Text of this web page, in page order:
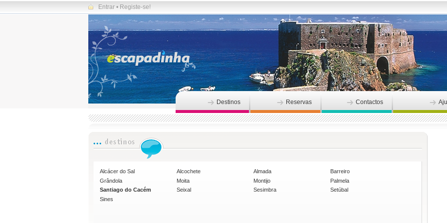
Entrar • Registe-se!
Destinos Reservas Contactos
Alcácer do Sal Alcochete Almada
Barreiro
Grândola
Moita Montijo
Palmela
Santiago do Cacém
Seixal Sesimbra
Setúbal
Sines